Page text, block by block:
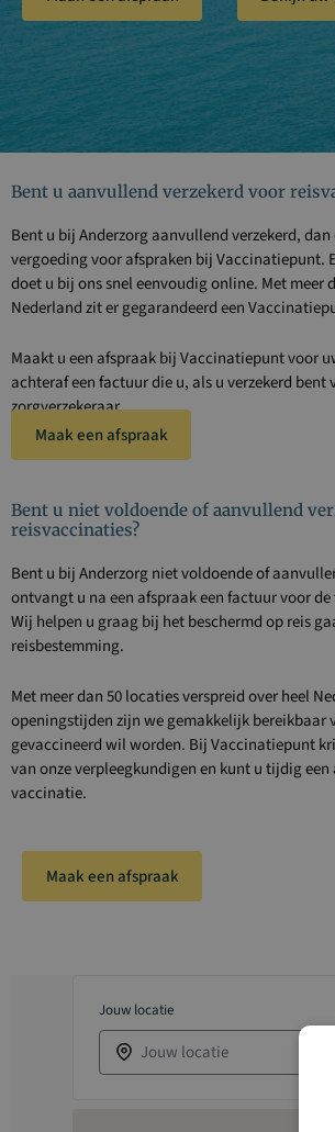
Bent u aanvullend verzekerd voor
Bent u bijAnderzorg aanvullend verzekerd,
vergoeding voor afspraken bij Vaccinatiepunt.
doet u bij ons snel eenvoudig online. Met meer
Nederland zit er gegarandeerd een
Maakt u een afspraak bij Vaccinatiepunt voor
achteraf een factuur die u, als u verzekerd
zorgverzekeraar.
Maak een afspraak
Bent u niet voldoende of aanvullend
reisvaccinaties?
Bent u bijAnderzorgniet voldoende of
ontvangt u na een afspraak een factuur voor
Wij helpen u graag bij het beschermd op reis
reisbestemming.
Met meer dan 50 locaties verspreid over heel
openingstijden zijn we gemakkelijk bereikbaar
gevaccineerd wil worden. Bij Vaccinatiepunt
van onze verpleegkundigen en kunt u tijdig
vaccinatie.
Maak een afspraak
Jouw locatie